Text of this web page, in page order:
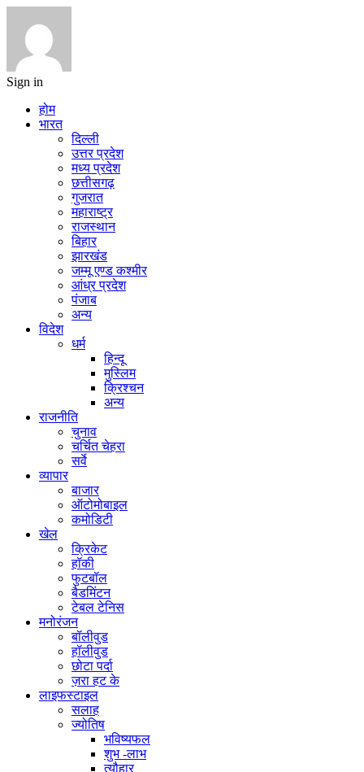
Sign in
होम
भारत
दिल्ली
उत्तर प्रदेश
मध्य प्रदेश
छत्तीसगढ़
गुजरात
महाराष्ट्र
राजस्थान
बिहार
झारखंड
जम्मू एण्ड कश्मीर
आंध्र प्रदेश
पंजाब
अन्य
विदेश
धर्म
हिन्दू
मुस्लिम
क्रिश्चन
अन्य
राजनीति
चुनाव
चर्चित चेहरा
सर्वे
व्यापार
बाजार
ऑटोमोबाइल
कमोडिटी
खेल
क्रिकेट
हॉकी
फुटबॉल
बैडमिंटन
टेबल टेनिस
मनोरंजन
बॉलीवुड
हॉलीवुड
छोटा पर्दा
ज़रा हट के
लाइफस्टाइल
सलाह
ज्योतिष
भविष्यफल
शुभ -लाभ
त्यौहार